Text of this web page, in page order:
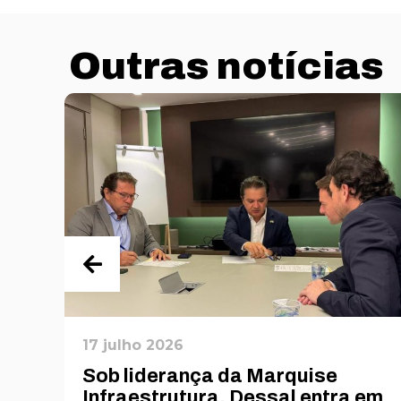
Outras notícias
17 julho 2026
Sob liderança da Marquise